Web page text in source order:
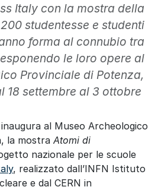
Italy con la mostra della
studentesse e studenti
forma al connubio tra
le loro opere al
Provinciale di Potenza,
18 settembre al 3 ottobre
al Museo Archeologico
la mostra Atomi di
nazionale per le scuole
, realizzato dall’INFN Istituto
e dal CERN in